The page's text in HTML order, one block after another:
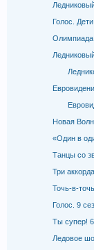
Голос.
Олимпиада
Новая
«Один в
Танцы со
Три аккорда
Точь-в-точь
Голос. 9
Ты супер!
Ледовое